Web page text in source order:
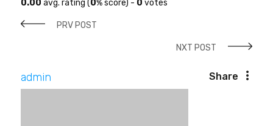
0.00 avg. rating (0% score) - 0 votes
PRV POST
NXT POST
Share
admin